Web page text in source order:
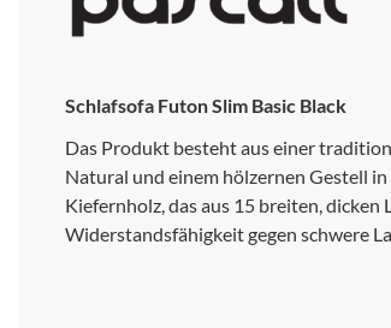
Schlafsofa Futon Slim Basic Black
Das Produkt besteht aus einer
Natural und einem hölzernen Gestell
Kiefernholz, das aus 15 breiten,
Widerstandsfähigkeit gegen schwere